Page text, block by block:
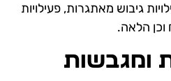
גיבוש מאתגרות, פעילויות
הלאה.
ומגבשות